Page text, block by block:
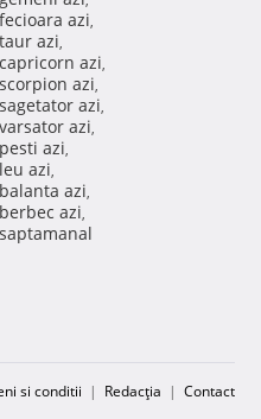
azi,
azi,
azi,
azi,
azi,
azi,
azi,
azi,
azi,
azi,
si conditii | Redacţia | Contact